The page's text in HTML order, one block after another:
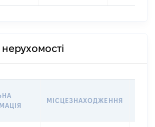
МІСЦЕЗНАХОДЖЕННЯ